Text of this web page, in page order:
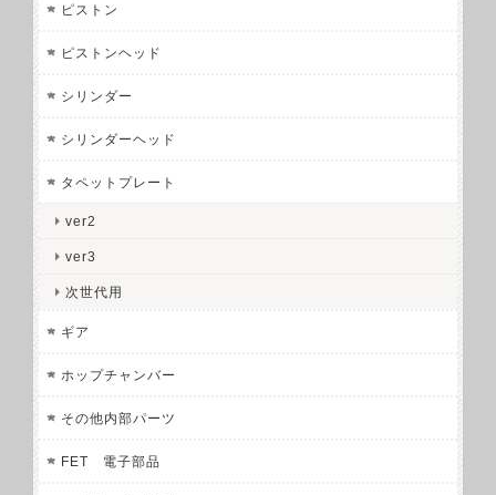
ピストン
ピストンヘッド
シリンダー
シリンダーヘッド
タペットプレート
ver2
ver3
次世代用
ギア
ホップチャンバー
その他内部パーツ
FET 電子部品